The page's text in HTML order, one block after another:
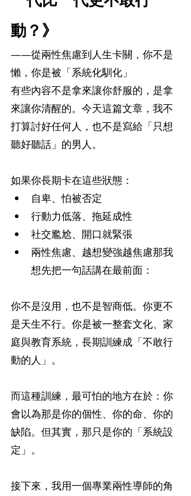
動？》
——從兩性焦慮到人生卡關，你不是
懶，你是被「系統化馴化」
有些內容不是拿來讓你舒服的，是拿
來讓你清醒的。今天這篇文章，我不
打算討好任何人，也不是寫給「只想
聽好聽話」的男人。
如果你長期卡在這些狀態：
自卑、怕被否定
行動力低落、拖延成性
社交尷尬、開口就緊張
兩性焦慮、越想變強越焦慮那我
想先把一句話講在最前面：
你不是沒用，也不是智商低。你更不
是天生不行。你是被一整套文化、家
庭與教育系統，長期訓練成「不敢行
動的人」。
而這種訓練，最可怕的地方在於：你
會以為那是你的個性、你的命、你的
缺陷。但其實，那只是你的「系統設
定」。
接下來，我用一個專業兩性導師的角